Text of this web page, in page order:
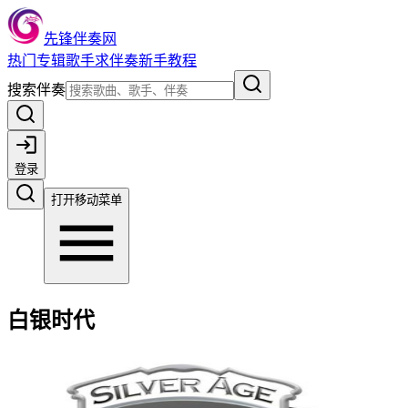
先锋伴奏网
热门 专辑歌手求伴奏新手教程
搜索伴奏
登录
打开移动菜单
白银时代